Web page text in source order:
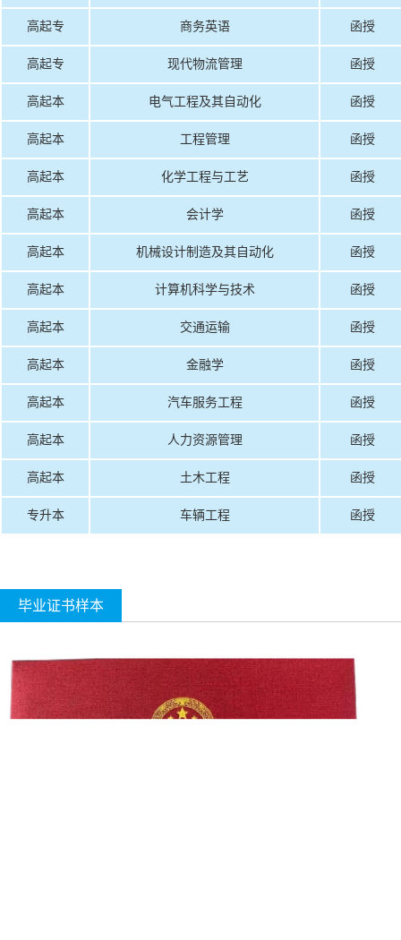
高起专 商务英语 函授
高起专 现代物流管理 函授
高起本 电气工程及其自动化 函授
高起本 工程管理 函授
高起本 化学工程与工艺 函授
高起本 会计学 函授
高起本 机械设计制造及其自动化 函授
高起本 计算机科学与技术 函授
高起本 交通运输 函授
高起本 金融学 函授
高起本 汽车服务工程 函授
高起本 人力资源管理 函授
高起本 土木工程 函授
专升本 车辆工程 函授
毕业证书样本